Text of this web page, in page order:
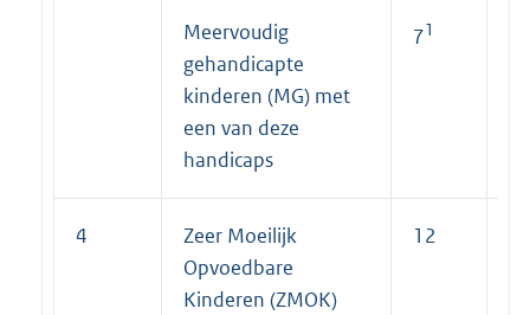
Meervoudig
gehandicapte
kinderen (MG) met
een van deze
handicaps
71
4
Zeer Moeilijk
Opvoedbare
Kinderen (ZMOK)
12